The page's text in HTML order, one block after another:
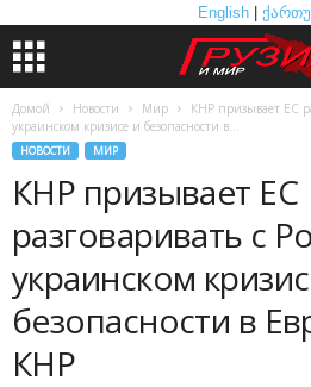
English
Домой Новости Мир
КНР призывает ЕС
украинском кризисе и безопасности в...
НОВОСТИ МИР
КНР призывает ЕС
разговаривать с
украинском
безопасности в
КНР